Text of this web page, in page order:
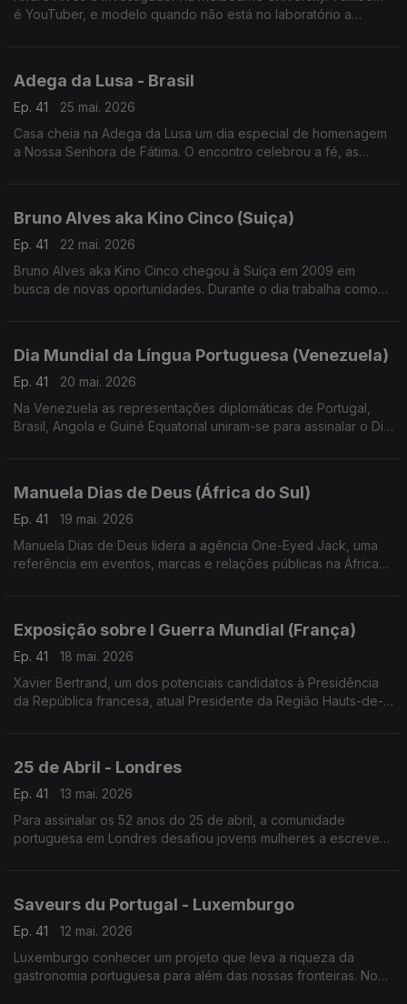
é YouTuber, e modelo quando não está no laboratório a
Adega da Lusa - Brasil
Ep. 41
25 mai. 2026
Casa cheia na Adega da Lusa um dia especial de homenagem
a Nossa Senhora de Fátima. O encontro celebrou a fé, as
Bruno Alves aka Kino Cinco (Suiça)
Ep. 41
22 mai. 2026
Bruno Alves aka Kino Cinco chegou à Suíça em 2009 em
busca de novas oportunidades. Durante o dia trabalha como
Dia Mundial da Língua Portuguesa (Venezuela)
Ep. 41
20 mai. 2026
Na Venezuela as representações diplomáticas de Portugal,
Brasil, Angola e Guiné Equatorial uniram-se para assinalar o Dia
Manuela Dias de Deus (África do Sul)
Ep. 41
19 mai. 2026
Manuela Dias de Deus lidera a agência One-Eyed Jack, uma
referência em eventos, marcas e relações públicas na África
Exposição sobre I Guerra Mundial (França)
Ep. 41
18 mai. 2026
Xavier Bertrand, um dos potenciais candidatos à Presidência
da República francesa, atual Presidente da Região Hauts-de-
25 de Abril - Londres
Ep. 41
13 mai. 2026
Para assinalar os 52 anos do 25 de abril, a comunidade
portuguesa em Londres desafiou jovens mulheres a escrever
Saveurs du Portugal - Luxemburgo
Ep. 41
12 mai. 2026
Luxemburgo conhecer um projeto que leva a riqueza da
gastronomia portuguesa para além das nossas fronteiras. No